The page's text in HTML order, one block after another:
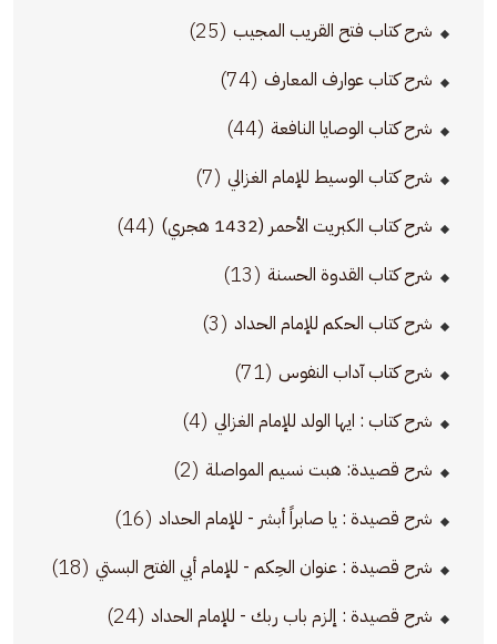
شرح كتاب فتح القريب المجيب (25)
شرح كتاب عوارف المعارف (74)
شرح كتاب الوصايا النافعة (44)
شرح كتاب الوسيط للإمام الغزالي (7)
شرح كتاب الكبريت الأحمر (1432 هجري) (44)
شرح كتاب القدوة الحسنة (13)
شرح كتاب الحكم للإمام الحداد (3)
شرح كتاب آداب النفوس (71)
شرح كتاب : ايها الولد للإمام الغزالي (4)
شرح قصيدة: هبت نسيم المواصلة (2)
شرح قصيدة : يا صابراً أبشر - للإمام الحداد (16)
شرح قصيدة : عنوان الحِكم - للإمام أبي الفتح البستي (18)
شرح قصيدة : إلزم باب ربك - للإمام الحداد (24)